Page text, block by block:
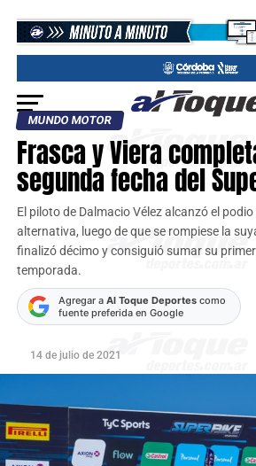
MUNDO MOTOR
Frasca y Viera
segunda fecha del
El piloto de Dalmacio Vélez alcanzó el
alternativa, luego de que se rompiese la
finalizó décimo y consiguió sumar su
temporada.
Agregar a Al Toque Deportescomo
fuente preferida en Google
14 de julio de 2021